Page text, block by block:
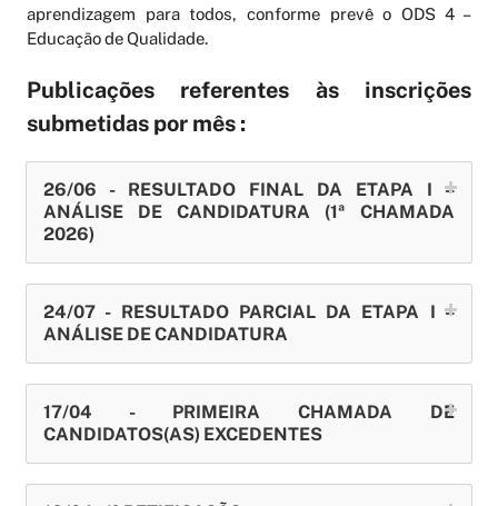
aprendizagem para todos, conforme prevê o ODS 4 –
Educação de Qualidade.
Publicações referentes às inscrições
submetidas por mês :
26/06 - RESULTADO FINAL DA ETAPA I –
ANÁLISE DE CANDIDATURA (1ª CHAMADA
2026)
24/07 - RESULTADO PARCIAL DA ETAPA I –
ANÁLISE DE CANDIDATURA
17/04 - PRIMEIRA CHAMADA DE
CANDIDATOS(AS) EXCEDENTES